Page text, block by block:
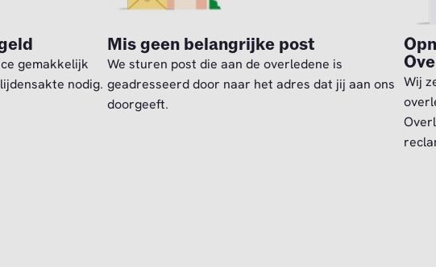
gemakkelijk
nodig.
Mis geen belangrijke post
We sturen post die aan de overledene is
geadresseerd door naar het adres dat jij aan ons
doorgeeft.
Wij